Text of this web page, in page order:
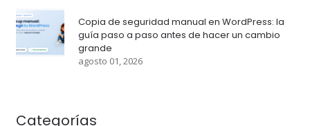
Copia de seguridad manual en WordPress: la
guía paso a paso antes de hacer un cambio
grande
agosto 01, 2026
Categorías